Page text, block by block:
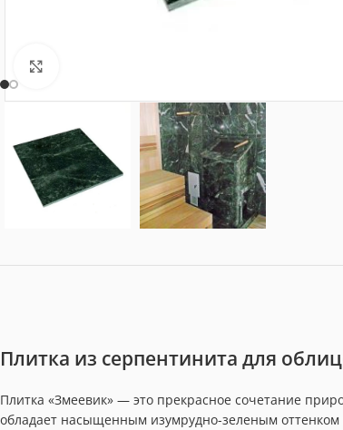
Плитка из серпентинита для
Плитка «Змеевик» — это прекрасное сочетание
обладает насыщенным изумрудно-зеленым